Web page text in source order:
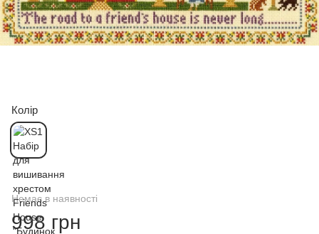
Колір
Немає в наявності
998 грн